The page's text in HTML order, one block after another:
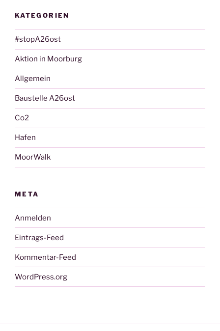
KATEGORIEN
#stopA26ost
Aktion in Moorburg
Allgemein
Baustelle A26ost
Co2
Hafen
MoorWalk
META
Anmelden
Eintrags-Feed
Kommentar-Feed
WordPress.org